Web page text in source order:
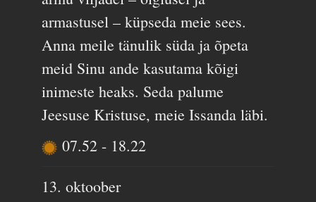
armastusel – küpseda meie sees.
Anna meile tänulik süda ja õpeta
meid Sinu ande kasutama kõigi
inimeste heaks. Seda palume
Jeesuse Kristuse, meie Issanda läbi.
07.52 - 18.22
13. oktoober